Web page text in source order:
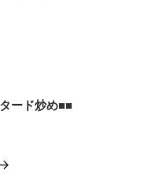
ード炒め■■